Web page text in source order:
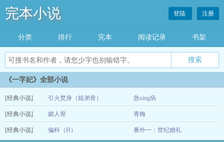
完本小说 登陆 注册
分类 排行 完本 阅读记录 书架
《一字妃》全部小说
[经典小说] 引火焚身（姐弟骨） 急xing病
[经典小说] 媚人骨 青梅
[经典小说] 偏科（H） 番外一：世纪婚礼